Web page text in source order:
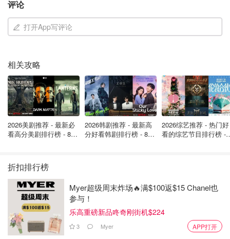
伍德赛德能源 (Woodside Energy)
前受热带气旋影响中断的LNG装船作业已恢复）
此外，澳洲总理阿尔巴尼斯政府宣布未来三个月燃油税减
半，提振了下游零售商：
Viva Energy：上涨2.01%
Ampol：上涨0.62%
铝价也因中东两家生产商疑似遭袭的消息而大涨，带动相关
South32
美铝 (Alcoa)：飙升8.27%
力拓 (Rio Tinto)：上涨4.93%
💎 个股与汇市一览
评论
打开App写评论
相关攻略
2026美剧推荐 - 最新必
看高分美剧排行榜 - 8月
2026韩剧推荐 - 最新高
分好看韩剧排行榜 - 8月
2026综艺推荐 - 热门好
看的综艺节目排行榜 -
折扣排行榜
Myer超级周末炸场🔥满$100返$15 Chanel也
参与！
乐高重磅新品咚奇刚街机$224
3 Myer APP打开